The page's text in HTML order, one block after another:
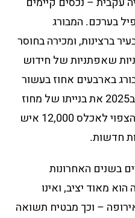
בערכם. המבורג
ברצינות, ומכירה בחוסר
שאפתניות של חידוש
בארבעים אחוז בעשור
הקרוב. העיר צפויה להשלים ב2025 את בנייתו של מחוז
חדש באיזור הנמל של העיר, הצפוי לאכלס 12,000 איש
בשנים האחרונות
מאוד יציב, ואינו
– וכך מבטיח תשואה